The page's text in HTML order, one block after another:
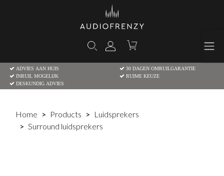
ADVIES AAN HUIS
30 DAGEN OMRUILGARANTIE
INRUIL MOGELIJK
RUIME KEUZE
DESKUNDIG ADVIES
Home Products
Luidsprekers
Surround luidsprekers